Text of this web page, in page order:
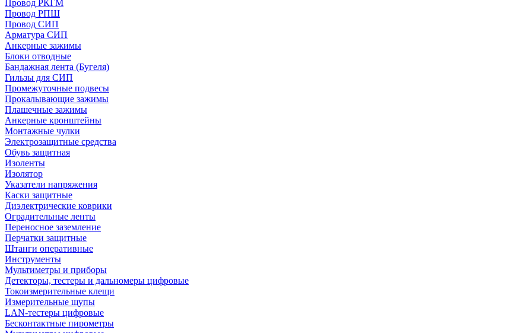
Провод РКГМ
Провод РПШ
Провод СИП
Арматура СИП
Анкерные зажимы
Блоки отводные
Бандажная лента (Бугеля)
Гильзы для СИП
Промежуточные подвесы
Прокалывающие зажимы
Плашечные зажимы
Анкерные кронштейны
Монтажные чулки
Электрозащитные средства
Обувь защитная
Изоленты
Изолятор
Указатели напряжения
Каски защитные
Диэлектрические коврики
Оградительные ленты
Переносное заземление
Перчатки защитные
Штанги оперативные
Инструменты
Мультиметры и приборы
Детекторы, тестеры и дальномеры цифровые
Токоизмерительные клещи
Измерительные щупы
LAN-тестеры цифровые
Бесконтактные пирометры